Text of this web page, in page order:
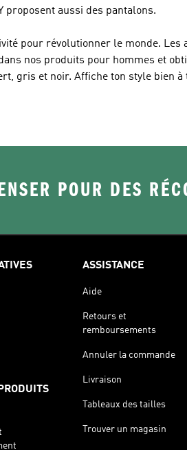
proposent aussi des pantalons.
pour révolutionner le monde. Les
nos produits pour hommes et
gris et noir. Affiche ton style bien à
POUR DES
ASSISTANCE
Aide
Retours et
remboursements
Annuler la commande
Livraison
Tableaux des tailles
Trouver un magasin